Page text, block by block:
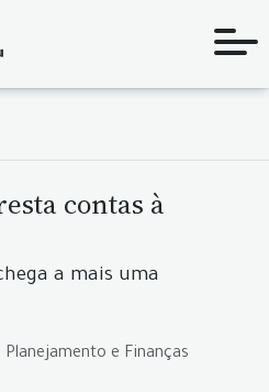
contas à
a mais uma
e Finanças